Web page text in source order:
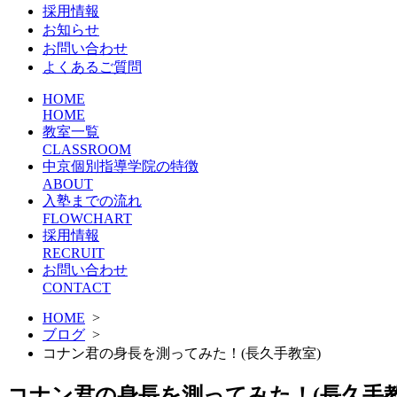
採用情報
お知らせ
お問い合わせ
よくあるご質問
HOME
HOME
教室一覧
CLASSROOM
中京個別指導学院の特徴
ABOUT
入塾までの流れ
FLOWCHART
採用情報
RECRUIT
お問い合わせ
CONTACT
HOME >
ブログ >
コナン君の身長を測ってみた！(長久手教室)